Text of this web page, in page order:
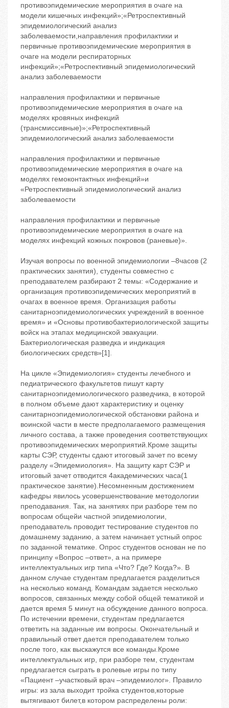
противоэпидемические мероприятия в очаге на
модели кишечных инфекций»;«Ретроспективный
эпидемиологический анализ
заболеваемости,направления профилактики и
первичные противоэпидемические мероприятия в
очаге на модели респираторных
инфекций»;«Ретроспективный эпидемиологический
анализ заболеваемости
направления профилактики и первичные
противоэпидемические мероприятия в очаге на
моделях кровяных инфекций
(трансмиссивные)»;«Ретроспективный
эпидемиологический анализ заболеваемости
направления профилактики и первичные
противоэпидемические мероприятия в очаге на
моделях гемоконтактных инфекций»и
«Ретроспективный эпидемиологический анализ
заболеваемости
направления профилактики и первичные
противоэпидемические мероприятия в очаге на
моделях инфекций кожных покровов (раневые)».
Изучая вопросы по военной эпидемиологии –8часов (2
практических занятия), студенты совместно с
преподавателем разбирают 2 темы: «Содержание и
организация противоэпидемических мероприятий в
очагах в военное время. Организация работы
санитарноэпидемиологических учреждений в военное
время» и «Основы противобактериологической защиты
войск на этапах медицинской эвакуации.
Бактериологическая разведка и индикация
биологических средств»[1].
На цикле «Эпидемиология» студенты лечебного и
педиатрического факультетов пишут карту
санитарноэпидемиологического разведчика, в которой
в полном объеме дают характеристику и оценку
санитарноэпидемиологической обстановки района и
воинской части в месте предполагаемого размещения
личного состава, а также проведения соответствующих
противоэпидемических мероприятий.Кроме защиты
карты СЭР, студенты сдают итоговый зачет по всему
разделу «Эпидемиология». На защиту карт СЭР и
итоговый зачет отводится 4академических часа(1
практическое занятие).Несомненным достижением
кафедры явилось усовершенствование методологии
преподавания. Так, на занятиях при разборе тем по
вопросам общейи частной эпидемиологии,
преподаватель проводит тестирование студентов по
домашнему заданию, а затем начинает устный опрос
по заданной тематике. Опрос студентов основан не по
принципу «Вопрос –ответ», а на примере
интеллектуальных игр типа «Что? Где? Когда?». В
данном случае студентам предлагается разделиться
на несколько команд. Командам задается несколько
вопросов, связанных между собой общей тематикой и
дается время 5 минут на обсуждение данного вопроса.
По истечении времени, студентам предлагается
ответить на заданные им вопросы. Окончательный и
правильный ответ дается преподавателем только
после того, как выскажутся все команды.Кроме
интеллектуальных игр, при разборе тем, студентам
предлагается сыграть в ролевые игры по типу
«Пациент –участковый врач –эпидемиолог». Правило
игры: из зала выходит тройка студентов,которые
вытягивают билет,в котором распределены роли: